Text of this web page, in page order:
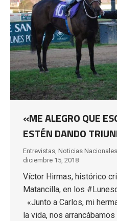
«ME ALEGRO QUE
ESTÉN DANDO
Entrevistas, Noticias Nacionales
diciembre 15, 2018
Víctor Hirmas, histórico
Matancilla, en los
«Junto a Carlos, mi
la vida, nos